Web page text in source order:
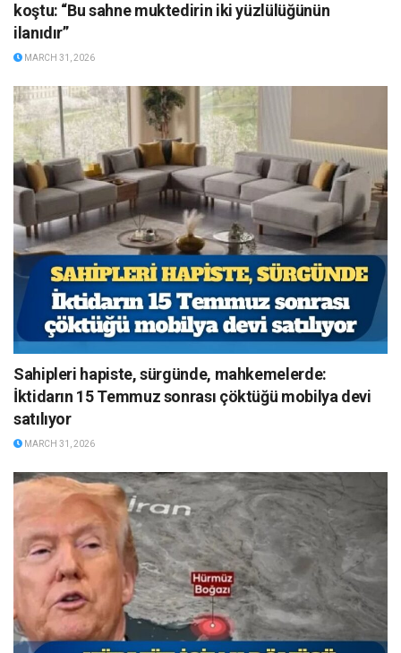
koştu: “Bu sahne muktedirin iki yüzlülüğünün
ilanıdır”
MARCH 31, 2026
Sahipleri hapiste, sürgünde, mahkemelerde:
İktidarın 15 Temmuz sonrası çöktüğü mobilya devi
satılıyor
MARCH 31, 2026